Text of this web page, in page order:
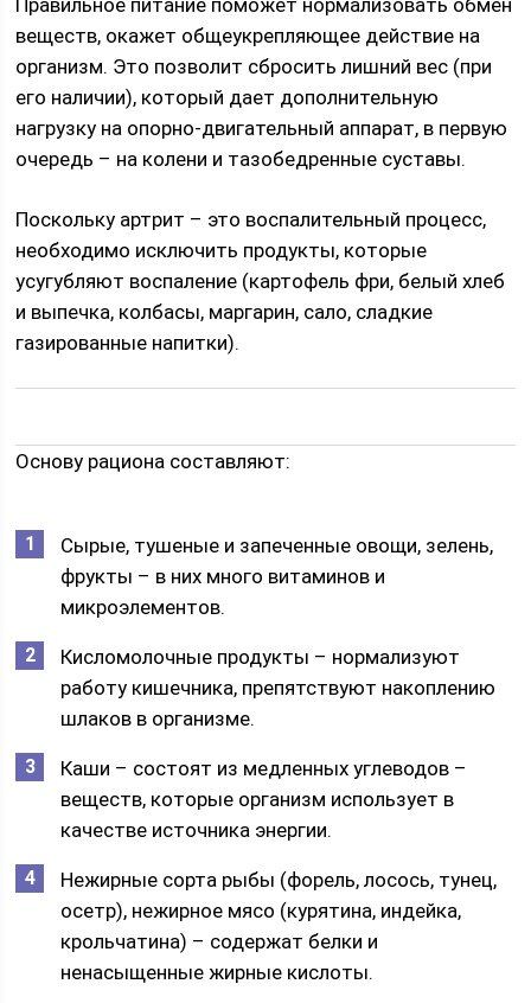
веществ, окажет общеукрепляющее действие на
организм. Это позволит сбросить лишний вес (при
его наличии), который дает дополнительную
нагрузку на опорно-двигательный аппарат, в первую
очередь – на колени и тазобедренные суставы.
Поскольку артрит – это воспалительный процесс,
необходимо исключить продукты, которые
усугубляют воспаление (картофель фри, белый хлеб
и выпечка, колбасы, маргарин, сало, сладкие
газированные напитки).
Основу рациона составляют:
Сырые, тушеные и запеченные овощи, зелень,
фрукты – в них много витаминов и
микроэлементов.
Кисломолочные продукты – нормализуют
работу кишечника, препятствуют накоплению
шлаков в организме.
Каши – состоят из медленных углеводов –
веществ, которые организм использует в
качестве источника энергии.
Нежирные сорта рыбы (форель, лосось, тунец,
осетр), нежирное мясо (курятина, индейка,
крольчатина) – содержат белки и
ненасыщенные жирные кислоты.